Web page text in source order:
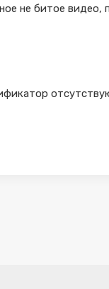
не битое